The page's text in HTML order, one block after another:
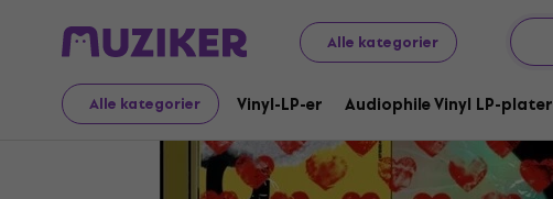
Alle kategorier
Alle kategorier Vinyl-LP-er Audiophile Vinyl LP-plater
LP-plater og CD-er Musikk-CD-er
Video